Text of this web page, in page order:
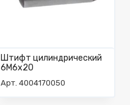
Штифт цилиндрический
6M6x20
Арт. 4004170050